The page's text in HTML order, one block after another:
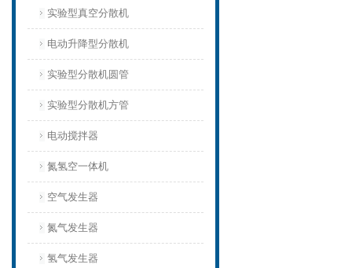
实验型真空分散机
电动升降型分散机
实验型分散机圆管
实验型分散机方管
电动搅拌器
氮氢空一体机
空气发生器
氮气发生器
氢气发生器